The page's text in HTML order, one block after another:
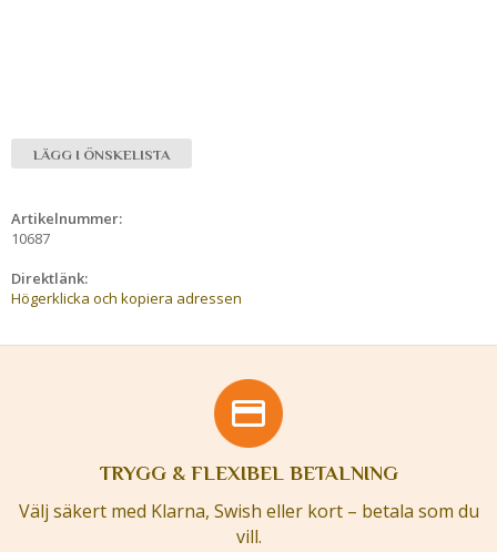
LÄGG I ÖNSKELISTA
Artikelnummer:
10687
Direktlänk:
Högerklicka och kopiera adressen
TRYGG & FLEXIBEL BETALNING
Välj säkert med Klarna, Swish eller kort – betala som du
vill.